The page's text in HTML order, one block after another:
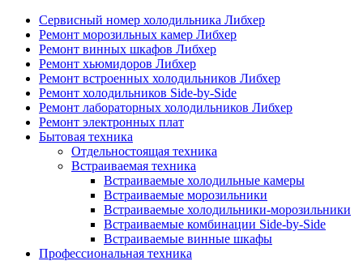
Сервисный номер холодильника Либхер
Ремонт морозильных камер Либхер
Ремонт винных шкафов Либхер
Ремонт хьюмидоров Либхер
Ремонт встроенных холодильников Либхер
Ремонт холодильников Side-by-Side
Ремонт лабораторных холодильников Либхер
Ремонт электронных плат
Бытовая техника
Отдельностоящая техника
Встраиваемая техника
Встраиваемые холодильные камеры
Встраиваемые морозильники
Встраиваемые холодильники-морозильники
Встраиваемые комбинации Side-by-Side
Встраиваемые винные шкафы
Профессиональная техника